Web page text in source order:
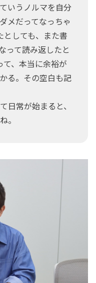
いうノルマを自分
メだってなっちゃ
としても、また書
って読み返したと
て、本当に余裕が
る。その空白も記
日常が始まると、
。